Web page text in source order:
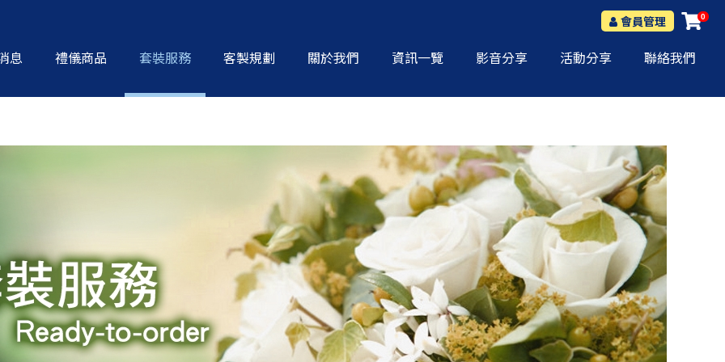
會員管理 0
息 禮儀商品 套裝服務 客製規劃 關於我們 資訊一覽 影音分享 活動分享 聯絡我們